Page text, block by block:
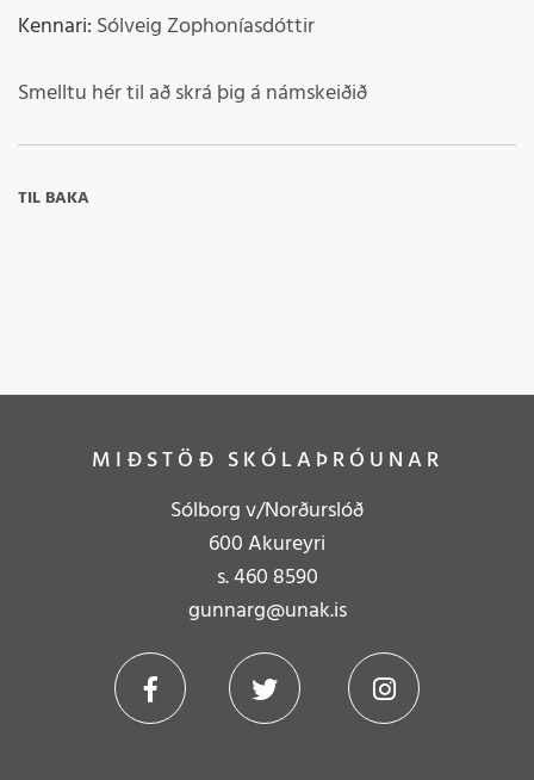
Kennari: Sólveig Zophoníasdóttir
Smelltu hér til að skrá þig á námskeiðið
TIL BAKA
MIÐSTÖÐ SKÓLAÞRÓUNAR
Sólborg v/Norðurslóð
600 Akureyri
s.460 8590
gunnarg@unak.is